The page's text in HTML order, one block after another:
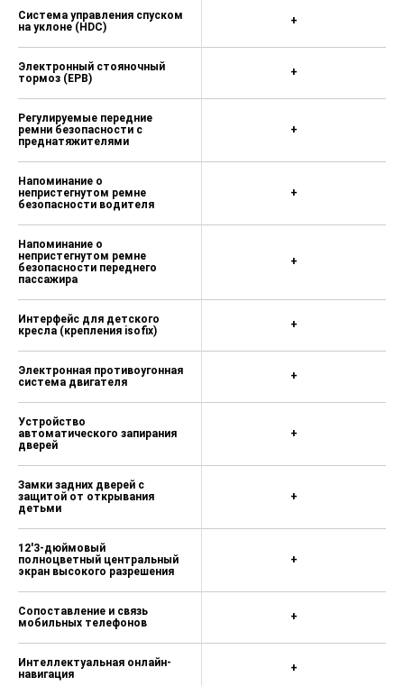
Система управления спуском
на уклоне (HDC)
Электронный стояночный
тормоз (EPB)
Регулируемые передние
ремни безопасности с
преднатяжителями
Напоминание о
непристегнутом ремне
безопасности водителя
Напоминание о
непристегнутом ремне
безопасности переднего
пассажира
Интерфейс для детского
кресла (крепления isofix)
Электронная противоугонная
система двигателя
Устройство
автоматического запирания
дверей
Замки задних дверей c
защитой от открывания
детьми
12'3-дюймовый
полноцветный центральный
экран высокого разрешения
Сопоставление и связь
мобильных телефонов
Интеллектуальная онлайн-
навигация
+
+
+
+
+
+
+
+
+
+
+
+